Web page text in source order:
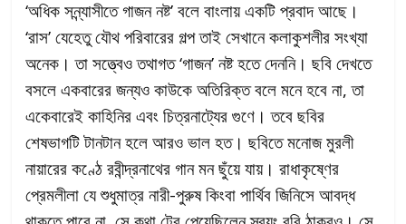
‘অধিক সন্ন্যাসীতে গাজন নষ্ট’ বলে বাংলায় একটি প্রবাদ আছে।
‘রাস’ যেহেতু যৌথ পরিবারের গল্প তাই সেখানে কলাকুশলীর সংখ্যা
অনেক। তা সত্ত্বেও তথাগত ‘গাজন’ নষ্ট হতে দেননি। ছবি দেখতে
বসলে একবারের জন্যও কাউকে অতিরিক্ত বলে মনে হবে না, তা
একেবারেই কাহিনির এবং চিত্রনাট্যের গুণে। তবে ছবির
শেষভাগটি টানটান হলে আরও ভাল হত। ছবিতে মনোজ মুরলী
নায়ারের কণ্ঠে রবীন্দ্রনাথের গান মন ছুঁয়ে যায়। রাধাকৃষ্ণের
প্রেমলীলা যে শুধুমাত্র নারী-পুরুষ কিংবা পার্থিব জিনিসে আবদ্ধ